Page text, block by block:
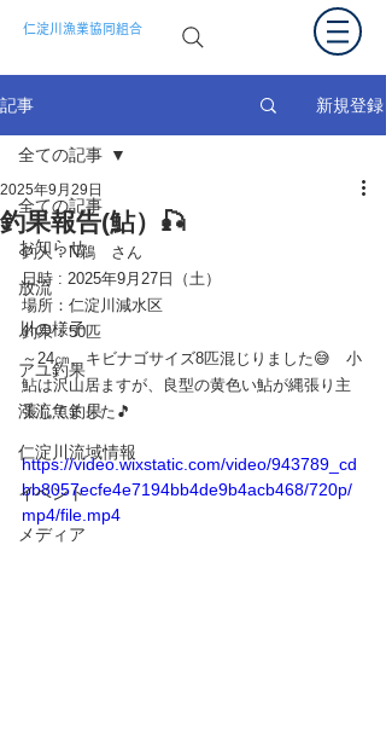
仁淀川漁業協同組合
記事 新規登録
全ての記事
お知らせ
放流
川の様子
アユ釣果
渓流魚釣果
仁淀川流域情報
イベント
メディア
全ての記事
釣果報告(鮎）🎣
2025年9月29日
釣人：N鵜　さん
日時 : 2025年9月27日（土）
場所： 仁淀川減水区
釣果：50匹
～24㎝、キビナゴサイズ8匹混じりました😅　小
鮎は沢山居ますが、良型の黄色い鮎が縄張り主
張してました🎵
https://video.wixstatic.com/video/943789_cd
bb8057ecfe4e7194bb4de9b4acb468/720p/
mp4/file.mp4